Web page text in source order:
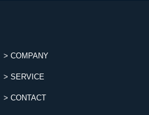
COMPANY
SERVICE
CONTACT